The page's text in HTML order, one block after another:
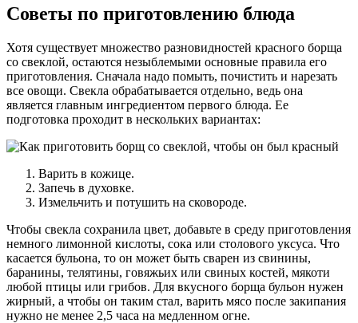
Советы по приготовлению блюда
Хотя существует множество разновидностей красного борща
со свеклой, остаются незыблемыми основные правила его
приготовления. Сначала надо помыть, почистить и нарезать
все овощи. Свекла обрабатывается отдельно, ведь она
является главным ингредиентом первого блюда. Ее
подготовка проходит в нескольких вариантах:
Варить в кожице.
Запечь в духовке.
Измельчить и потушить на сковороде.
Чтобы свекла сохранила цвет, добавьте в среду приготовления
немного лимонной кислоты, сока или столового уксуса. Что
касается бульона, то он может быть сварен из свинины,
баранины, телятины, говяжьих или свиных костей, мякоти
любой птицы или грибов. Для вкусного борща бульон нужен
жирный, а чтобы он таким стал, варить мясо после закипания
нужно не менее 2,5 часа на медленном огне.